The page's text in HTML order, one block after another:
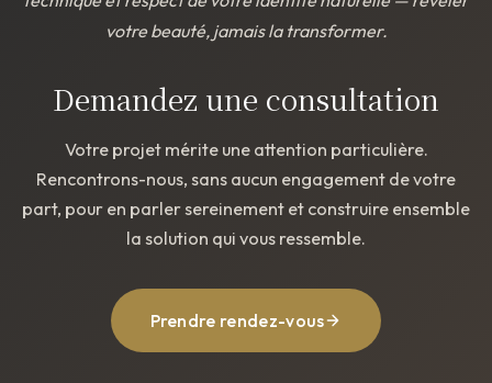
votre beauté, jamais la transformer.
Demandez une consultation
Votre projet mérite une attention particulière.
Rencontrons-nous, sans aucun engagement de votre
part, pour en parler sereinement et construire ensemble
la solution qui vous ressemble.
Prendre rendez-vous